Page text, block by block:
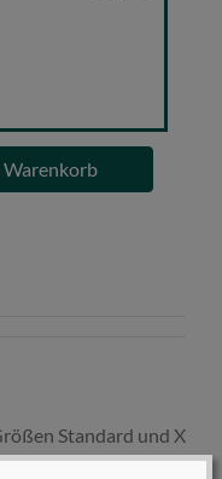
Standard und X